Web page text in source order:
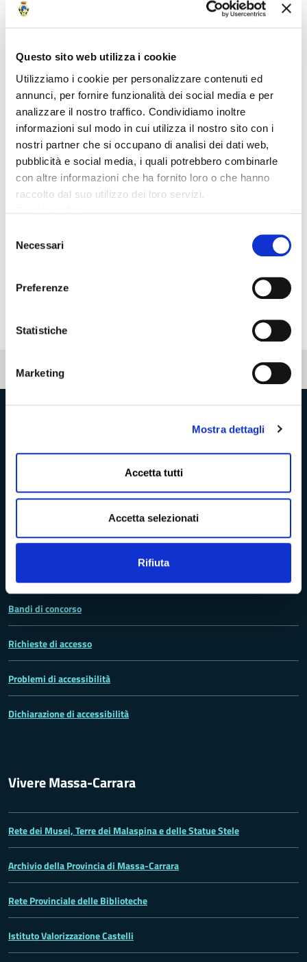
Questo sito web utilizza i cookie
Utilizziamo i cookie per personalizzare contenuti ed
annunci, per fornire funzionalità dei social media e per
analizzare il nostro traffico. Condividiamo inoltre
informazioni sul modo in cui utilizza il nostro sito con i
nostri partner che si occupano di analisi dei dati web,
pubblicità e social media, i quali potrebbero combinarle
con altre informazioni che ha fornito loro o che hanno
raccolto dal suo utilizzo dei loro servizi.
delNecessari
Preferenze
Statistiche
Marketing
Mostra dettagli
Accetta tutti
Accetta selezionati
Rifiuta
Collegamenti
Archivio Provinciale
Data
Pubblicato: 16 Maggio 2019
Provincia di Massa‑Carrara
Trasparenza e Accessibilità
Amministrazione Trasparente
Bandi di concorso
Richieste di accesso
Problemi di accessibilità
Dichiarazione di accessibilità
Vivere Massa-Carrara
Rete dei Musei, Terre dei Malaspina e delle Statue Stele
Archivio della Provincia di Massa-Carrara
Rete Provinciale delle Biblioteche
Istituto Valorizzazione Castelli